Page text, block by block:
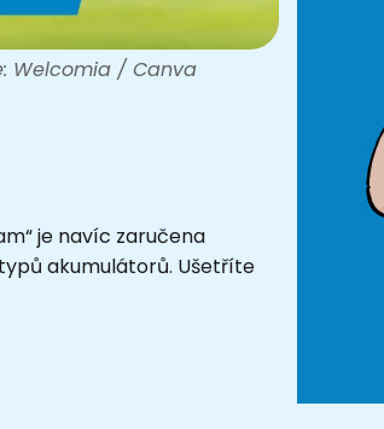
Welcomia / Canva
je navíc zaručena
akumulátorů. Ušetříte